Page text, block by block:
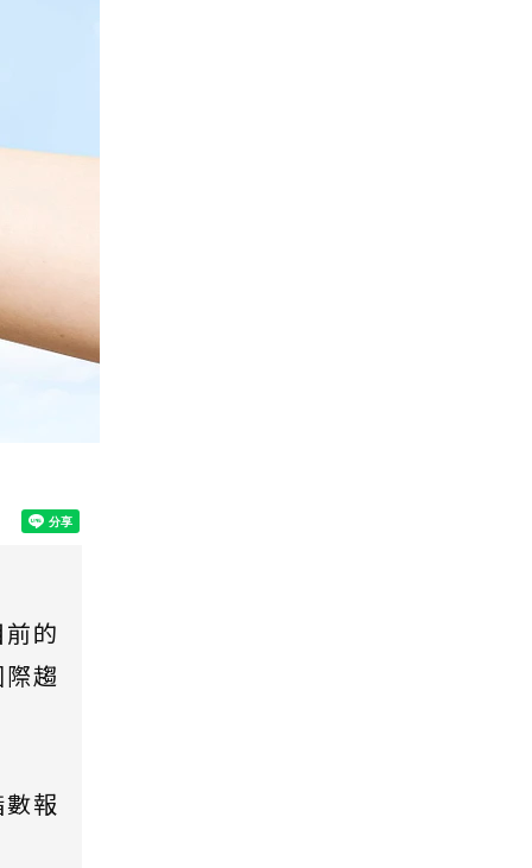
的
趨
報